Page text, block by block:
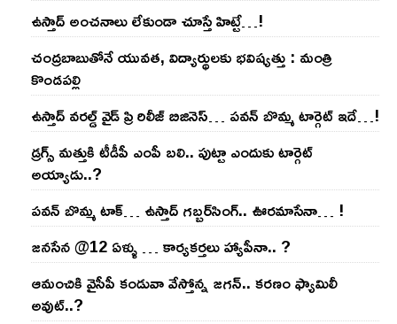
ఉస్తాద్ అంచ‌నాలు లేకుండా చూస్తే హిట్టే…!
చంద్ర‌బాబుతోనే యువ‌త‌, విద్యార్థుల‌కు భ‌విష్య‌త్తు : మంత్రి
కొండ‌ప‌ల్లి
ఉస్తాద్ వ‌ర‌ల్డ్ వైడ్ ప్రి రిలీజ్ బిజినెస్‌… ప‌వ‌న్ బొమ్మ టార్గెట్ ఇదే…!
డ్రగ్స్ మత్తుకి టీడీపీ ఎంపీ బలి.. పుట్టా ఎందుకు టార్గెట్
అయ్యాడు..?
ప‌వ‌న్ బొమ్మ టాక్‌… ఉస్తాద్ గ‌బ్బ‌ర్‌సింగ్‌.. ఊర‌మాసేనా… !
జనసేన @12 ఏళ్ళు … కార్యకర్తలు హ్యాపీనా.. ?
ఆమంచికి వైసీపీ కండువా వేస్తోన్న జ‌గ‌న్‌.. క‌ర‌ణం ఫ్యామిలీ
అవుట్‌..?